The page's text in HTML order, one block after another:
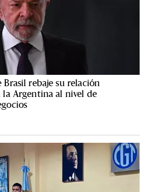
rebaje su relación
Argentina al nivel de